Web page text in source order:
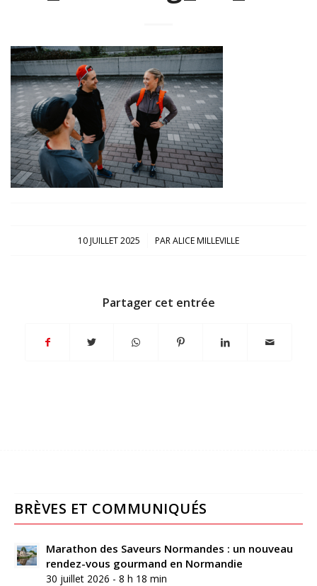
10 JUILLET 2025
/ PARALICE MILLEVILLE
Partager cet entrée
BRÈVES ET COMMUNIQUÉS
Marathon des Saveurs Normandes : un nouveau
rendez-vous gourmand en Normandie
30 juillet 2026 - 8 h 18 min